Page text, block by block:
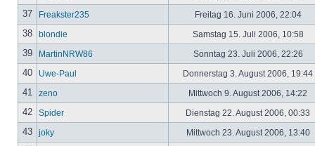
37 Freakster235 Freitag 16. Juni 2006, 22:04
38 blondie Samstag 15. Juli 2006, 10:58
39 MartinNRW86 Sonntag 23. Juli 2006, 22:26
40 Uwe-Paul Donnerstag 3. August 2006, 19:44
41 zeno Mittwoch 9. August 2006, 14:22
42 Spider Dienstag 22. August 2006, 00:33
43 joky Mittwoch 23. August 2006, 13:40